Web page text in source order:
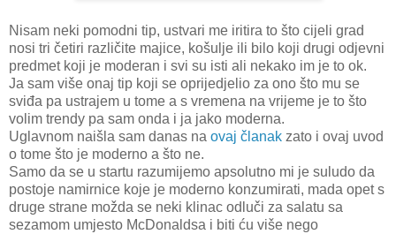
Nisam neki pomodni tip, ustvari me iritira to što cijeli grad
nosi tri četiri različite majice, košulje ili bilo koji drugi odjevni
predmet koji je moderan i svi su isti ali nekako im je to ok.
Ja sam više onaj tip koji se oprijedjelio za ono što mu se
sviđa pa ustrajem u tome a s vremena na vrijeme je to što
volim trendy pa sam onda i ja jako moderna.
Uglavnom naišla sam danas na ovaj članak zato i ovaj uvod
o tome što je moderno a što ne.
Samo da se u startu razumijemo apsolutno mi je suludo da
postoje namirnice koje je moderno konzumirati, mada opet s
druge strane možda se neki klinac odluči za salatu sa
sezamom umjesto McDonaldsa i biti ću više nego